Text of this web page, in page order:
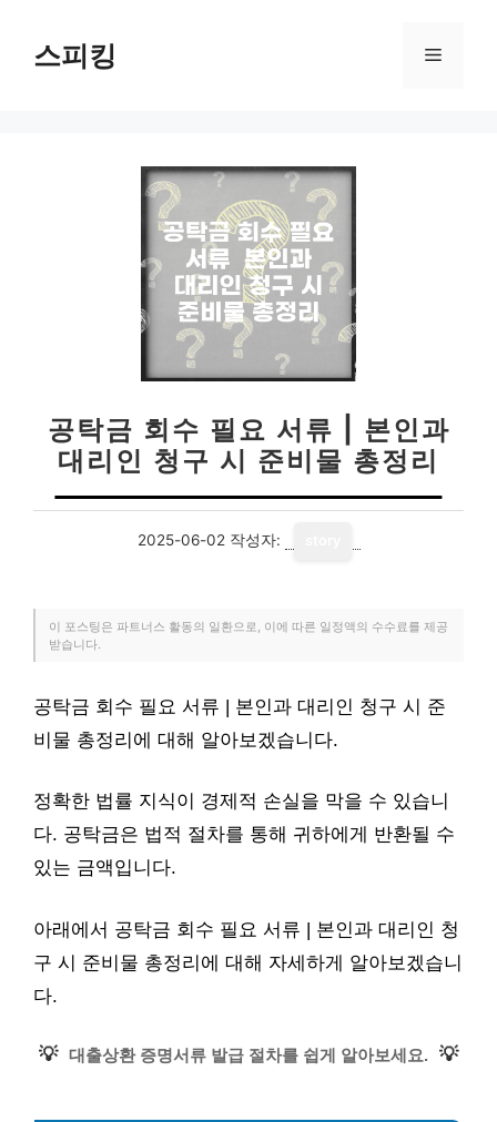
스피킹 메
공탁금 회수 필요 서류 | 본인과
대리인 청구 시 준비물 총정리
2025-06-02 작성자:
이 포스팅은 파트너스 활동의 일환으로, 이에 따른 일정액의 수수료를 제공
받습니다.
공탁금 회수 필요 서류 | 본인과 대리인 청구 시 준
비물 총정리에 대해 알아보겠습니다.
정확한 법률 지식이 경제적 손실을 막을 수 있습니
다. 공탁금은 법적 절차를 통해 귀하에게 반환될 수
있는 금액입니다.
아래에서 공탁금 회수 필요 서류 | 본인과 대리인 청
구 시 준비물 총정리에 대해 자세하게 알아보겠습니
다.
💡 대출상환 증명서류 발급 절차를 쉽게 알아보세요. 💡